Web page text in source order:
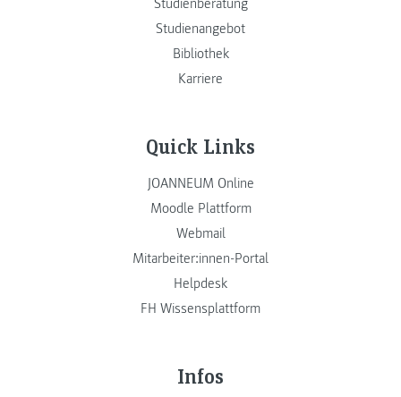
Studienangebot
Bibliothek
Karriere
Quick Links
JOANNEUM Online
Moodle Plattform
Webmail
Mitarbeiter:innen-Portal
Helpdesk
FH Wissensplattform
Infos